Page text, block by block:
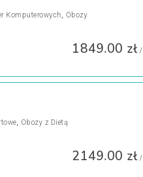
Komputerowych , Obozy
1849.00 zł/
, Obozy z Dietą
2149.00 zł/